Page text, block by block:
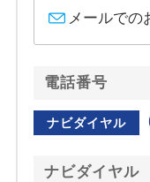
メールでの
電話番号
ナビダイヤル
ナビダイヤル